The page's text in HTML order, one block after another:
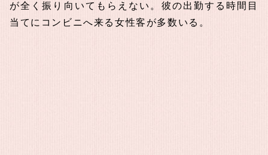
が全く振り向いてもらえない。彼の出勤する時間目
当てにコンビニへ来る女性客が多数いる。